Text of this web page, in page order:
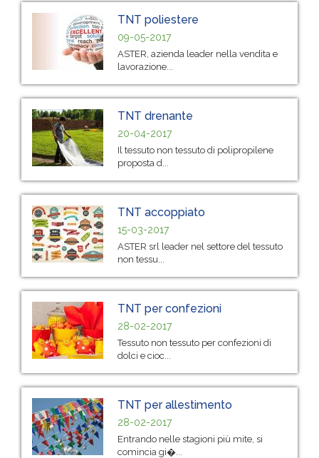
TNT poliestere
09-05-2017
ASTER, azienda leader nella vendita e
lavorazione...
TNT drenante
20-04-2017
Il tessuto non tessuto di polipropilene
proposta d...
TNT accoppiato
15-03-2017
ASTER srl leader nel settore del tessuto
non tessu...
TNT per confezioni
28-02-2017
Tessuto non tessuto per confezioni di
dolci e cioc...
TNT per allestimento
28-02-2017
Entrando nelle stagioni più mite, si
comincia gi�...